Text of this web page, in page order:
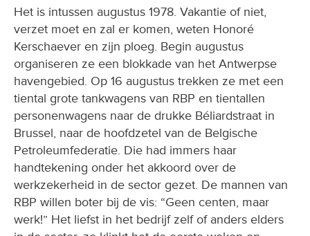
Kerschaever en zijn ploeg. Begin augustus
organiseren ze een blokkade van het Antwerpse
havengebied. Op 16 augustus trekken ze met een
tiental grote tankwagens van RBP en tientallen
personenwagens naar de drukke Béliardstraat in
Brussel, naar de hoofdzetel van de Belgische
Petroleumfederatie. Die had immers haar
handtekening onder het akkoord over de
werkzekerheid in de sector gezet. De mannen van
RBP willen boter bij de vis: “Geen centen, maar
werk!” Het liefst in het bedrijf zelf of anders elders
in de sector, zo klinkt het de eerste weken en
maanden van het verzet. In de loop van de